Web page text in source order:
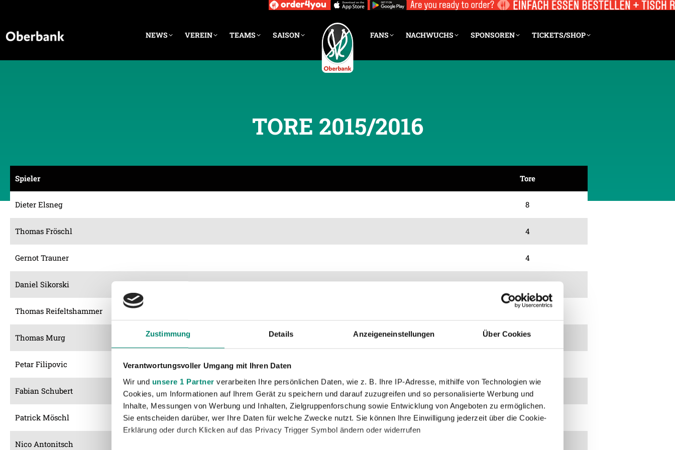
Zustimmung Details Anzeigeneinstellungen Über Cookies
Verantwortungsvoller Umgang mit Ihren Daten
Wir und unsere 1 Partner verarbeiten Ihre persönlichen Daten, wie z. B. Ihre IP-Adresse, mithilfe von Technologien wie
Cookies, um Informationen auf Ihrem Gerät zu speichern und darauf zuzugreifen und so personalisierte Werbung und
Inhalte, Messungen von Werbung und Inhalten, Zielgruppenforschung sowie Entwicklung von Angeboten zu ermöglichen.
Sie entscheiden darüber, wer Ihre Daten für welche Zwecke nutzt. Sie können Ihre Einwilligung jederzeit über die Cookie-
Erklärung oder durch Klicken auf das Privacy Trigger Symbol ändern oder widerrufen
NEWS VEREIN TEAMS SAISON FANS NACHWUCHS SPONSOREN TICKETS/SHOP
TORE 2015/2016
Spieler Tore
Dieter Elsneg 8
Thomas Fröschl 4
Gernot Trauner 4
Daniel Sikorski 3
Thomas Reifeltshammer
Thomas Murg 3
Petar Filipovic
Fabian Schubert 2
Patrick Möschl 2
Nico Antonitsch